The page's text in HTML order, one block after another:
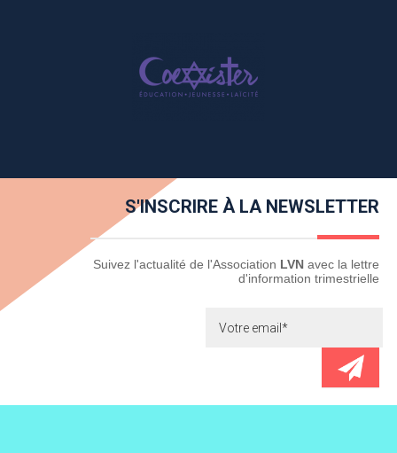
S'INSCRIRE À LA NEWSLETTER
Newsletter Suivez l'actualité de l'Association LVN avec la lettre
d'information trimestrielle